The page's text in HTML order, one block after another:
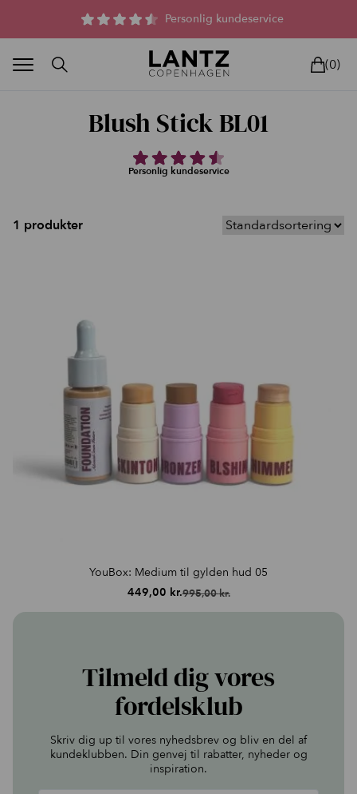
Personlig kundeservice
Parfumefri dansk hudpleje, og lysterapi til huden
(0)
Blush Stick BL01
Personlig kundeservice
1 produkter
YouBox: Medium til gylden hud 05
995,00kr.
oprindelige
449,00 kr.
aktuelle
Tilmeld dig vores
fordelsklub
Skriv dig up til vores nyhedsbrev og bliv en del af
kundeklubben. Din genvej til rabatter, nyheder og
inspiration.